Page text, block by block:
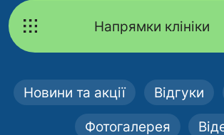
Напрямки клініки
Новини та акції Відгуки
Фотогалерея